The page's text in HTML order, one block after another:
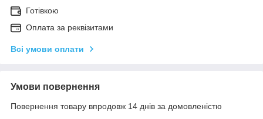
Готівкою
Оплата за реквізитами
Всі умови оплати
Умови повернення
Повернення товару впродовж 14 днів за домовленістю